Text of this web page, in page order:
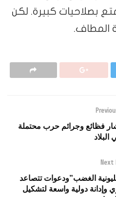
بصلاحيات كبيرة. لكن
المطاف.
فظائع وجرائم حرب محتملة
الغضب”ودعوات تتصاعد
دولية واسعة لتشكيل